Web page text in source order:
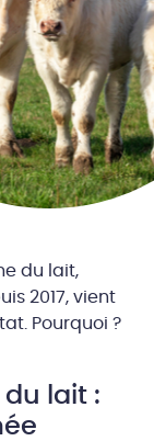
du lait,
2017, vient
Pourquoi ?
du lait :